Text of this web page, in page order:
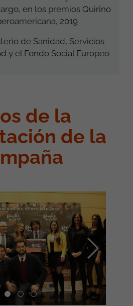
en los premios Quirino
2019
de Sanidad, Servicios
y el Fondo Social Europeo
de la
de la